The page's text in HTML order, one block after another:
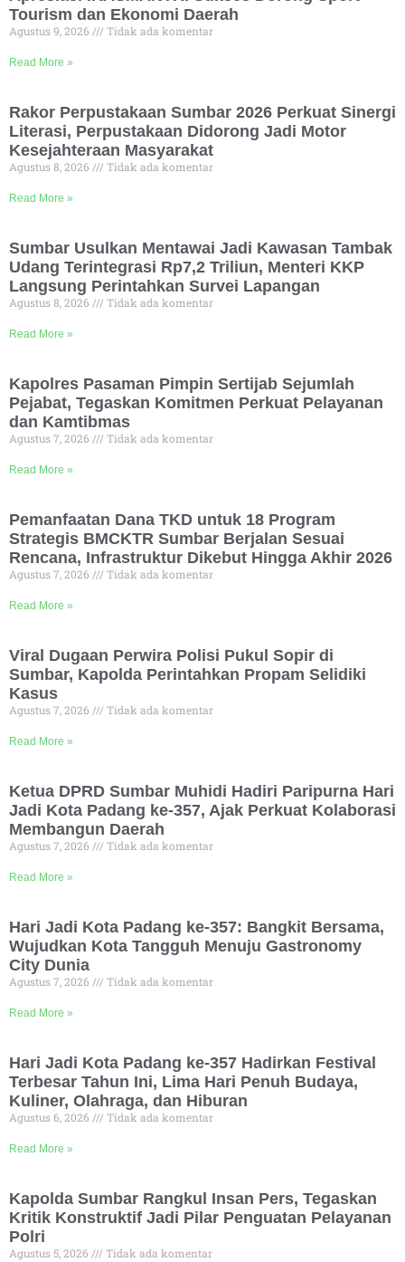
Tourism dan Ekonomi Daerah
Agustus 9, 2026 Tidak ada komentar
Read More »
Rakor Perpustakaan Sumbar 2026 Perkuat Sinergi
Literasi, Perpustakaan Didorong Jadi Motor
Kesejahteraan Masyarakat
Agustus 8, 2026 Tidak ada komentar
Read More »
Sumbar Usulkan Mentawai Jadi Kawasan Tambak
Udang Terintegrasi Rp7,2 Triliun, Menteri KKP
Langsung Perintahkan Survei Lapangan
Agustus 8, 2026 Tidak ada komentar
Read More »
Kapolres Pasaman Pimpin Sertijab Sejumlah
Pejabat, Tegaskan Komitmen Perkuat Pelayanan
dan Kamtibmas
Agustus 7, 2026 Tidak ada komentar
Read More »
Pemanfaatan Dana TKD untuk 18 Program
Strategis BMCKTR Sumbar Berjalan Sesuai
Rencana, Infrastruktur Dikebut Hingga Akhir 2026
Agustus 7, 2026 Tidak ada komentar
Read More »
Viral Dugaan Perwira Polisi Pukul Sopir di
Sumbar, Kapolda Perintahkan Propam Selidiki
Kasus
Agustus 7, 2026 Tidak ada komentar
Read More »
Ketua DPRD Sumbar Muhidi Hadiri Paripurna Hari
Jadi Kota Padang ke-357, Ajak Perkuat Kolaborasi
Membangun Daerah
Agustus 7, 2026 Tidak ada komentar
Read More »
Hari Jadi Kota Padang ke-357: Bangkit Bersama,
Wujudkan Kota Tangguh Menuju Gastronomy
City Dunia
Agustus 7, 2026 Tidak ada komentar
Read More »
Hari Jadi Kota Padang ke-357 Hadirkan Festival
Terbesar Tahun Ini, Lima Hari Penuh Budaya,
Kuliner, Olahraga, dan Hiburan
Agustus 6, 2026 Tidak ada komentar
Read More »
Kapolda Sumbar Rangkul Insan Pers, Tegaskan
Kritik Konstruktif Jadi Pilar Penguatan Pelayanan
Polri
Agustus 5, 2026 Tidak ada komentar